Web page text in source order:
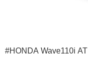
#HONDA Wave110i AT